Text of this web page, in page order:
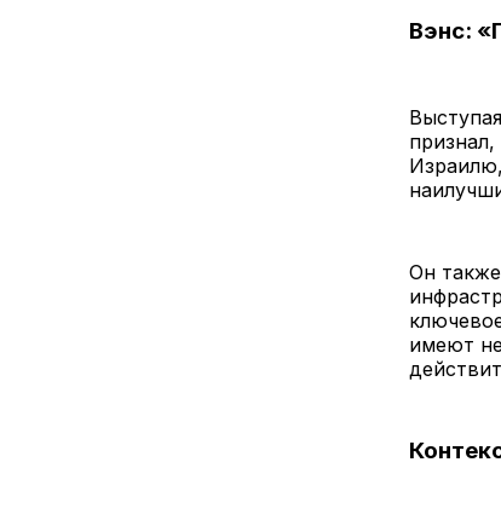
Вэнс:
Он
имеют